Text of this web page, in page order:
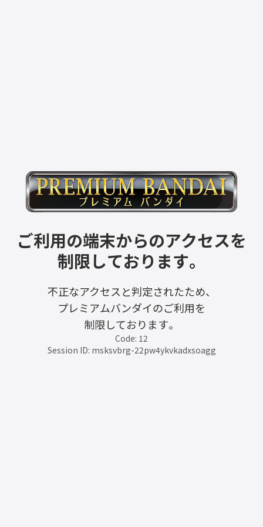
ご利用の端末からのアクセスを
制限しております。
不正なアクセスと判定されたため、
プレミアムバンダイのご利用を
制限しております。
Code: 12
Session ID: msksvbrg-22pw4ykvkadxsoagg